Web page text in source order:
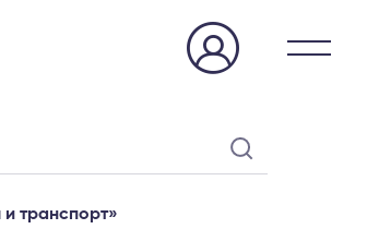
транспорт»